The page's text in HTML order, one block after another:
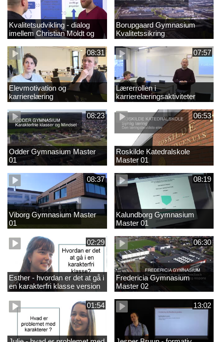
Kvalitetsudvikling - dialog
imellem Christian Moldt og
Dennis Hellegaard
Borupgaard Gymnasium
Kvalitetssikring
08:31
Elevmotivation og
karrierelæring
07:57
Lærerrollen i
karrierelæringsaktiviteter
08:23
Odder Gymnasium Master
01
06:53
Roskilde Katedralskole
Master 01
08:37
Viborg Gymnasium Master
01
08:19
Kalundborg Gymnasium
Master 01
02:29
Esther - hvordan er det at gå i
en karakterfri klasse version
4
06:30
Fredericia Gymnasium
Master 02
01:54 13:02